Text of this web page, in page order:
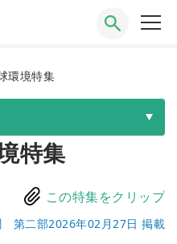
環境特集
特集
この特集をクリップ
第二部2026年02月27日 掲載